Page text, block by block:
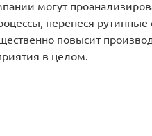
могут
перенеся
повысит
в целом.